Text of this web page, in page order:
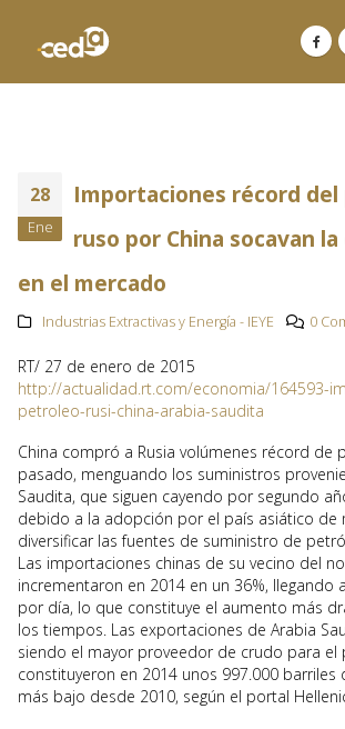
28
Ene
Importaciones récord
ruso por China socavan
en el mercado
Industrias Extractivas y Energía - IEYE 0
RT/ 27 de enero de 2015
http://actualidad.rt.com/economia/164593-
petroleo-rusi-china-arabia-saudita
China compró a Rusia volúmenes récord de
pasado, menguando los suministros
Saudita, que siguen cayendo por segundo
debido a la adopción por el país asiático de
diversificar las fuentes de suministro de
Las importaciones chinas de su vecino del
incrementaron en 2014 en un 36%, llegando
por día, lo que constituye el aumento más
los tiempos. Las exportaciones de Arabia
siendo el mayor proveedor de crudo para el
constituyeron en 2014 unos 997.000 barriles
más bajo desde 2010, según el portal